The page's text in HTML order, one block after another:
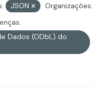
JSON
Organizações:
Dados (ODbL) do